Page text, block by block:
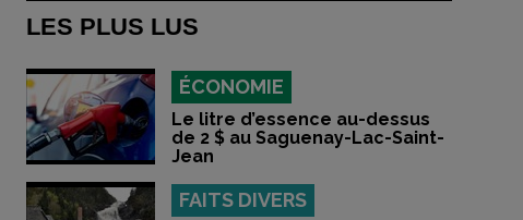
LES PLUS LUS
ÉCONOMIE
Le litre d’essence au-dessus
de 2 $ au Saguenay-Lac-Saint-
Jean
FAITS DIVERS